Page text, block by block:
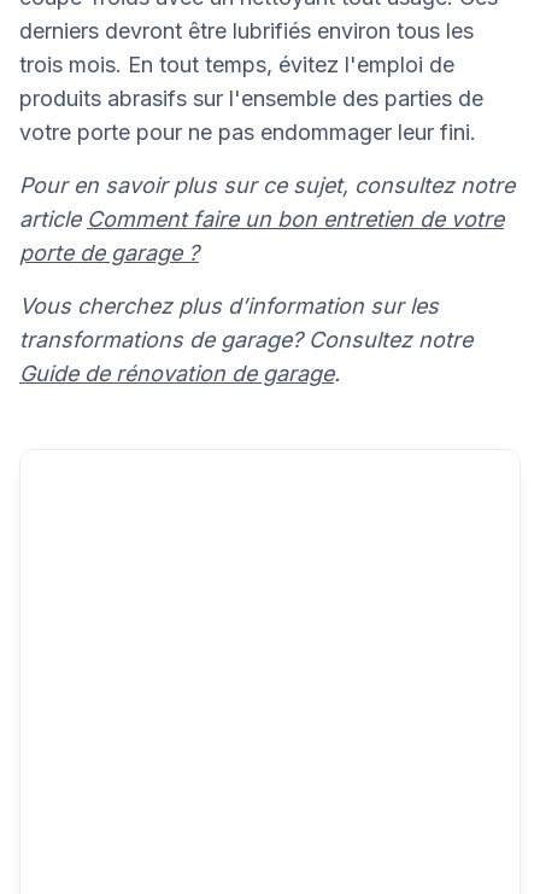
derniers devront être lubrifiés environ tous les
trois mois. En tout temps, évitez l'emploi de
produits abrasifs sur l'ensemble des parties de
votre porte pour ne pas endommager leur fini.
Pour en savoir plus sur ce sujet, consultez notre
article Comment faire un bon entretien de votre
porte de garage ?
Vous cherchez plus d’information sur les
transformations de garage? Consultez notre
Guide de rénovation de garage.